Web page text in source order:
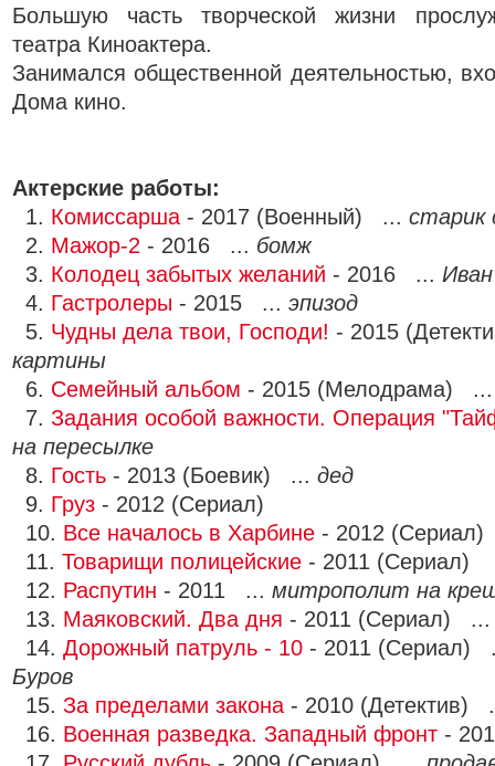
Большую часть творческой жизни
театра Киноактера.
Занимался общественной деятельностью,
Дома кино.
Актерские работы:
1. Комиссарша - 2017 (Военный) ... старик
2. Мажор-2 - 2016 ... бомж
3. Колодец забытых желаний - 2016 ...
4. Гастролеры - 2015 ... эпизод
5. Чудны дела твои, Господи! - 2015
картины
6. Семейный альбом - 2015 (Мелодрама)
7. Задания особой важности. Операция
на пересылке
8. Гость - 2013 (Боевик) ... дед
9. Груз - 2012 (Сериал)
10. Все началось в Харбине - 2012
11. Товарищи полицейские - 2011 (Сериал)
12. Распутин - 2011 ... митрополит на
13. Маяковский. Два дня - 2011 (Сериал)
14. Дорожный патруль - 10 - 2011 (Сериал)
Буров
15. За пределами закона - 2010 (Детектив)
16. Военная разведка. Западный фронт -